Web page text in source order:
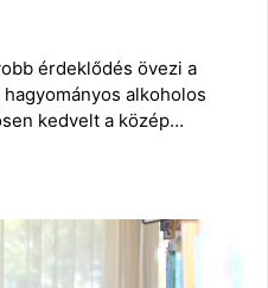
érdeklődés övezi a
alkoholos
kedvelt a közép…